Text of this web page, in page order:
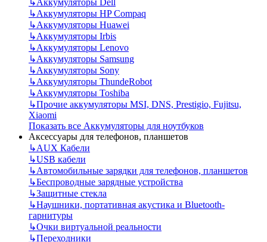
↳Аккумуляторы HP Compaq
↳Аккумуляторы Huawei
↳Аккумуляторы Irbis
↳Аккумуляторы Lenovo
↳Аккумуляторы Samsung
↳Аккумуляторы Sony
↳Аккумуляторы ThundeRobot
↳Аккумуляторы Toshiba
↳Прочие аккумуляторы MSI, DNS, Prestigio, Fujitsu,
Xiaomi
Показать все Аккумуляторы для ноутбуков
Аксессуары для телефонов, планшетов
↳AUX Кабели
↳USB кабели
↳Автомобильные зарядки для телефонов, планшетов
↳Беспроводные зарядные устройства
↳Защитные стекла
↳Наушники, портативная акустика и Bluetooth-
гарнитуры
↳Очки виртуальной реальности
↳Переходники